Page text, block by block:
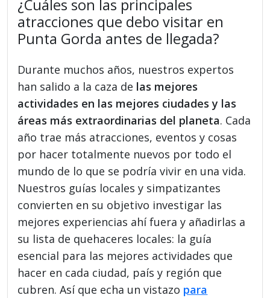
¿Cuáles son las principales
atracciones que debo visitar en
Punta Gorda antes de llegada?
Durante muchos años, nuestros expertos
han salido a la caza de las mejores
actividades en las mejores ciudades y las
áreas más extraordinarias del planeta. Cada
año trae más atracciones, eventos y cosas
por hacer totalmente nuevos por todo el
mundo de lo que se podría vivir en una vida.
Nuestros guías locales y simpatizantes
convierten en su objetivo investigar las
mejores experiencias ahí fuera y añadirlas a
su lista de quehaceres locales: la guía
esencial para las mejores actividades que
hacer en cada ciudad, país y región que
cubren. Así que echa un vistazo para